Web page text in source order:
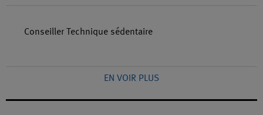
Conseiller Technique sédentaire
EN VOIR PLUS